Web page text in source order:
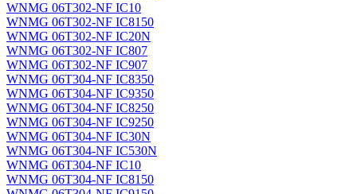
WNMG 06T302-NF IC10
WNMG 06T302-NF IC8150
WNMG 06T302-NF IC20N
WNMG 06T302-NF IC807
WNMG 06T302-NF IC907
WNMG 06T304-NF IC8350
WNMG 06T304-NF IC9350
WNMG 06T304-NF IC8250
WNMG 06T304-NF IC9250
WNMG 06T304-NF IC30N
WNMG 06T304-NF IC530N
WNMG 06T304-NF IC10
WNMG 06T304-NF IC8150